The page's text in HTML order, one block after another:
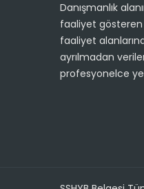
Danışmanlık
faaliyet gösteren
faaliyet
ayrılmadan
profesyonelce